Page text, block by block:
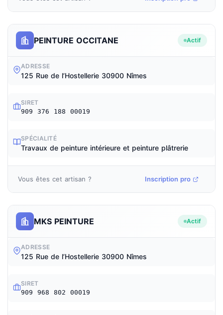
PEINTURE OCCITANE Actif
ADRESSE
125 Rue de l’Hostellerie 30900 Nîmes
SIRET
909 376 188 00019
SPÉCIALITÉ
Travaux de peinture intérieure et peinture plâtrerie
Vous êtes cet artisan ? Inscription pro
MKS PEINTURE Actif
ADRESSE
125 Rue de l’Hostellerie 30900 Nîmes
SIRET
909 968 802 00019